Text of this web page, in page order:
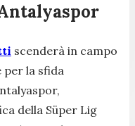
scenderà in campo
per la sfida
della Süper Lig